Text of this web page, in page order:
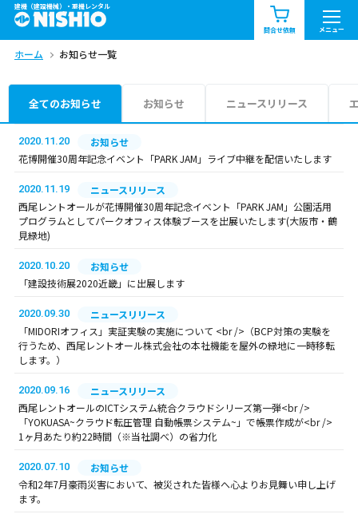
建機（建設機械）・重機レンタル
問合せ依頼 メニュー
商品一覧 お知らせ一覧
問合せ依頼リスト
エリア情報を見る
九州・沖縄（外部）
ホーム お知らせ一覧
全てのお知らせ お知らせ ニュースリリース
2020.11.20
お知らせ
花博開催30周年記念イベント「PARK JAM」ライブ中継を配信いたします
2020.11.19
ニュースリリース
西尾レントオールが花博開催30周年記念イベント「PARK JAM」公園活用
プログラムとしてパークオフィス体験ブースを出展いたします(大阪市・鶴
見緑地)
2020.10.20
お知らせ
「建設技術展2020近畿」に出展します
2020.09.30
ニュースリリース
「MIDORIオフィス」実証実験の実施について <br />（BCP対策の実験を
行うため、西尾レントオール株式会社の本社機能を屋外の緑地に一時移転
します。）
2020.09.16
ニュースリリース
西尾レントオールのICTシステム統合クラウドシリーズ第一弾<br />
「YOKUASA~クラウド転圧管理 自動帳票システム~」で帳票作成が<br />
1ヶ月あたり約22時間（※当社調べ）の省力化
2020.07.10
お知らせ
令和2年7月豪雨災害において、被災された皆様へ心よりお見舞い申し上げ
ます。